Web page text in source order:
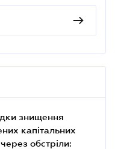
знищення
капітальних
через обстріли: